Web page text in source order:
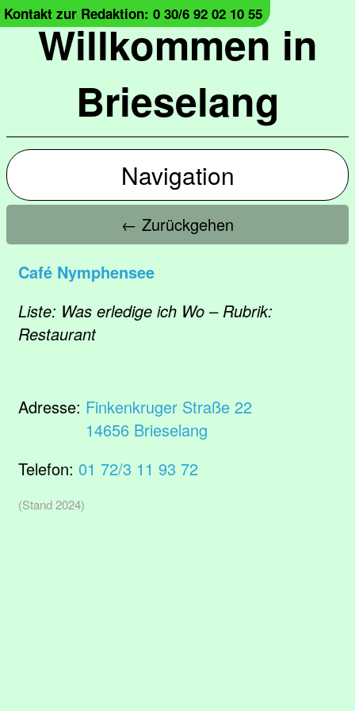
Willkommen in
Brieselang
Kontakt zur Redaktion: 0 30/6 92 02 10 55
Navigation
← Zurückgehen
Café Nymphensee
Liste: Was erledige ich Wo – Rubrik:
Restaurant
Adresse: Finkenkruger Straße 22
14656 Brieselang
Telefon: 01 72/3 11 93 72
(Stand 2024)